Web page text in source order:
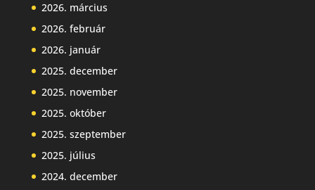
2026. március
2026. február
2026. január
2025. december
2025. november
2025. október
2025. szeptember
2025. július
2024. december